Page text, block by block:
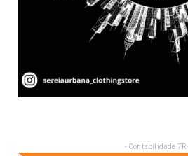
- Contabilidade 7R